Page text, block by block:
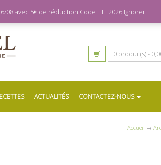
0 produit(s) -
ACTUALITÉS CONTACTEZ-NOUS
Accueil →
avec 5€ de réduction Code ETE2026 Ignorer